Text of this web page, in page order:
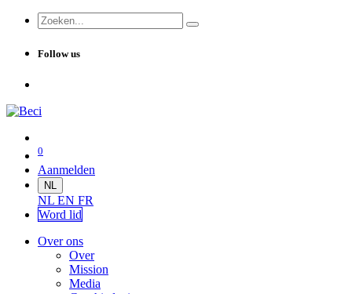
Follow us
0
Aanmelden
NL
NL EN FR
Word lid
Over ons
Over
Mission
Media